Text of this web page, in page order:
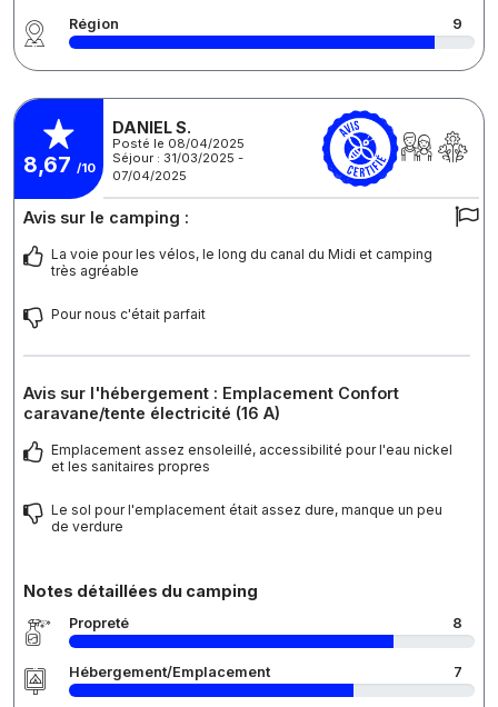
Région 9
8,67 /10
DANIEL S.
Posté le 08/04/2025
Séjour : 31/03/2025 -
07/04/2025
Avis sur le camping :
La voie pour les vélos, le long du canal du Midi et camping
très agréable
Pour nous c'était parfait
Avis sur l'hébergement : Emplacement Confort
caravane/tente électricité (16 A)
Emplacement assez ensoleillé, accessibilité pour l'eau nickel
et les sanitaires propres
Le sol pour l'emplacement était assez dure, manque un peu
de verdure
Notes détaillées du camping
Propreté 8
Hébergement/Emplacement 7